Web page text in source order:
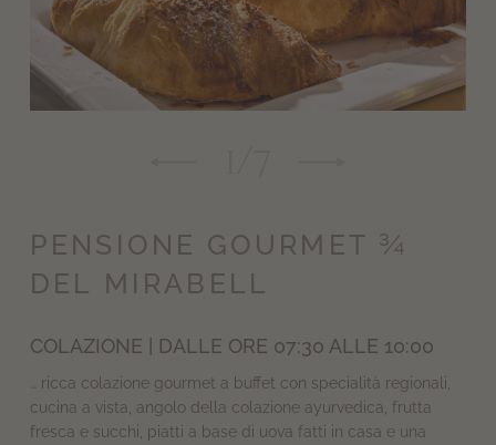
PENSIONE GOURMET ¾
DEL MIRABELL
COLAZIONE | DALLE ORE 07:30 ALLE 10:00
… ricca colazione gourmet a buffet con specialità regionali,
cucina a vista, angolo della colazione ayurvedica, frutta
fresca e succhi, piatti a base di uova fatti in casa e una